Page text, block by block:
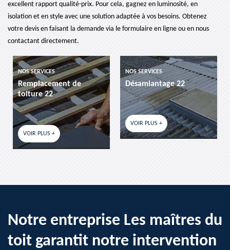
excellent rapport qualité-prix. Pour cela, gagnez en luminosité, en
isolation et en style avec une solution adaptée à vos besoins. Obtenez
votre devis en faisant la demande via le formulaire en ligne ou en nous
contactant directement.
de
NOS SERVICES
Désamiantage 22
VOIR PLUS +
NOS SERVICES
etancheite de
VOIR PLUS +
Notre entreprise Les maîtres du
toit garantit notre intervention